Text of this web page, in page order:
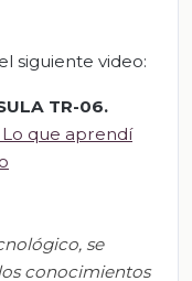
siguiente video:
TR-06.
Lo que aprendí
se
conocimientos